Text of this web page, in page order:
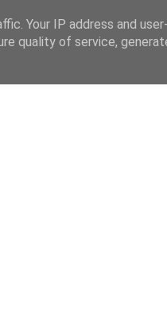
Your IP address and
quality of service,